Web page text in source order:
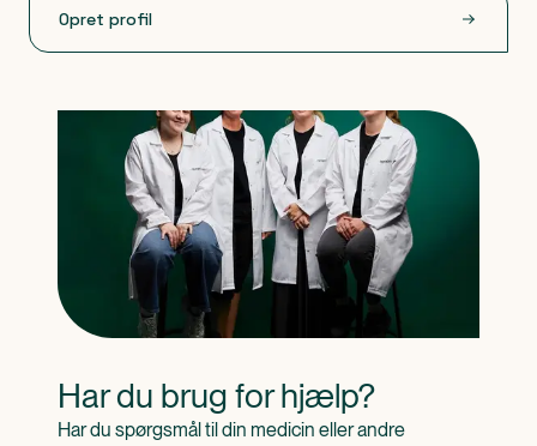
Opret profil
Har du brug for hjælp?
Har du spørgsmål til din medicin eller andre